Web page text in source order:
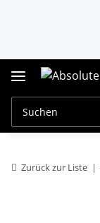
Zurück zur Liste